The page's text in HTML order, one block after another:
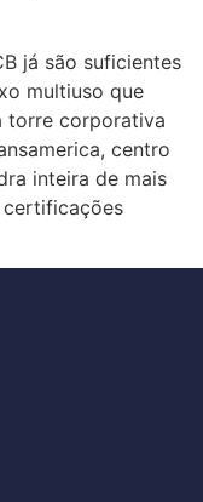
já são suficientes
multiuso que
torre corporativa
centro
inteira de mais
certificações